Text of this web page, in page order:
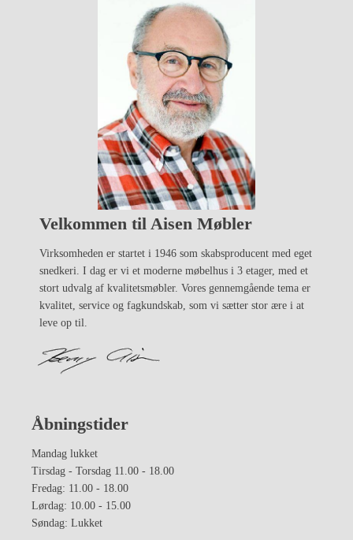
Velkommen til Aisen Møbler
Virksomheden er startet i 1946 som skabsproducent med eget
snedkeri. I dag er vi et moderne møbelhus i 3 etager, med et
stort udvalg af kvalitetsmøbler. Vores gennemgående tema er
kvalitet, service og fagkundskab, som vi sætter stor ære i at
leve op til.
Åbningstider
Mandag lukket
Tirsdag - Torsdag 11.00 - 18.00
Fredag: 11.00 - 18.00
Lørdag: 10.00 - 15.00
Søndag: Lukket